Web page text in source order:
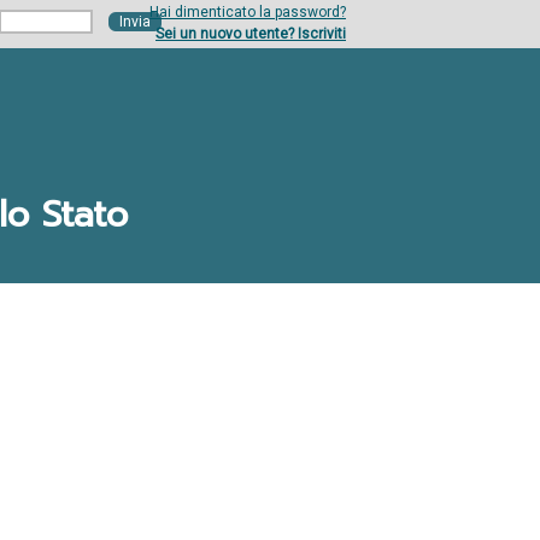
Hai dimenticato la password?
Sei un nuovo utente? Iscriviti
Stato